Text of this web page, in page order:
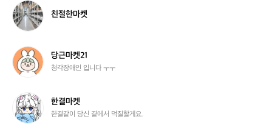
친
절
한
켓
친절한마켓
당
근
마
2
1
당근마켓21
청각장애인 입니다 ㅜㅜ
한
결
마
한결마켓
한결같이 당신 곁에서 덕질할게요.